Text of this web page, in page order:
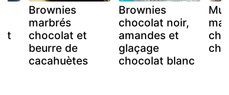
Brownies
marbrés
chocolat et
beurre de
cacahuètes
Brownies
chocolat noir,
amandes et
glaçage
chocolat blanc